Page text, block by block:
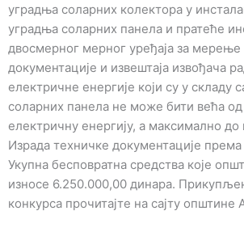
уградња соларних колектора у
уградња соларних панела и пратеће
двосмерног мерног уређаја за
документације и извештаја извођача
електричне енергије који су у
соларних панела не може бити већа
електричну енергију, а максимално до
Израда техничке документације према
Укупна бесповратна средства које
износе 6.250.000,00 динара.
конкурса прочитајте на сајту